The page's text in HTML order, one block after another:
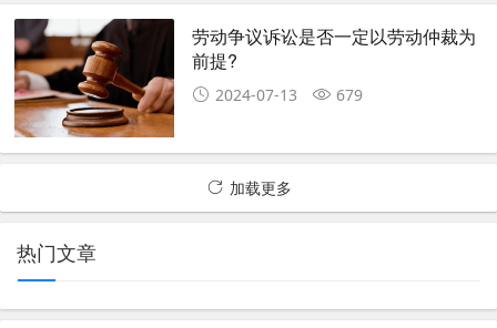
劳动争议诉讼是否一定以劳动仲裁为
前提?
2024-07-13 679
加载更多
热门文章